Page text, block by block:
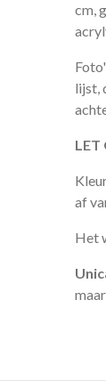
cm,
lijst,
LET
af
Het